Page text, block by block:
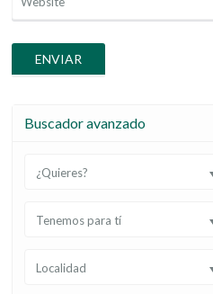
Buscador avanzado
¿Quieres?
Tenemos para tí
Localidad